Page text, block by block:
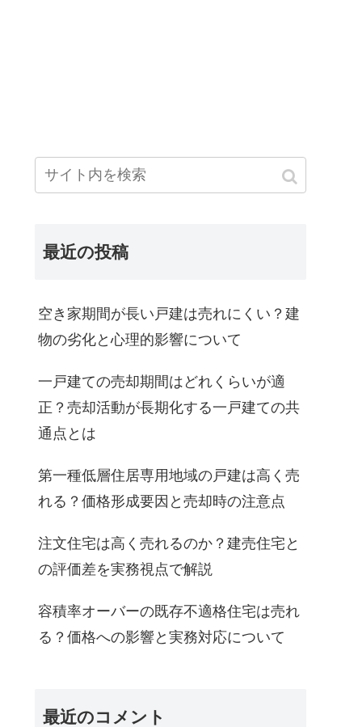
最近の投稿
空き家期間が長い戸建は売れにくい？建
物の劣化と心理的影響について
一戸建ての売却期間はどれくらいが適
正？売却活動が長期化する一戸建ての共
通点とは
第一種低層住居専用地域の戸建は高く売
れる？価格形成要因と売却時の注意点
注文住宅は高く売れるのか？建売住宅と
の評価差を実務視点で解説
容積率オーバーの既存不適格住宅は売れ
る？価格への影響と実務対応について
最近のコメント